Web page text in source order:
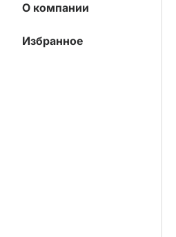
О компании
Избранное